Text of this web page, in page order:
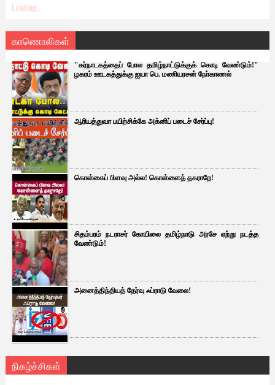
Loading...
காணொலிகள்
"கர்நாடகத்தைப் போல தமிழ்நாட்டுக்குக் கொடி வேண்டும்!"
ழகரம் ஊடகத்துக்கு ஐயா பெ. மணியரசன் நோ்காணல்
ஆரியத்துவா பயிற்சிக்கே அக்னிப் படைச் சேர்ப்பு!
கொள்கைப் பிளவு அல்ல! கொள்ளைத் தகராறே!
சிதம்பரம் நடராசர் கோயிலை தமிழ்நாடு அரசே ஏற்று நடத்த
வேண்டும்!
அனைத்திந்தியத் தேர்வு ஃப்ராடு வேலை!
நிகழ்ச்சிகள்